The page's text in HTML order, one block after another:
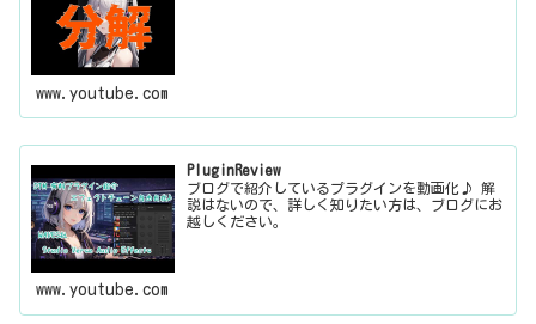
www.youtube.com
PluginReview
ブログで紹介しているプラグインを動画化♪ 解
説はないので、詳しく知りたい方は、ブログにお
越しください。
www.youtube.com